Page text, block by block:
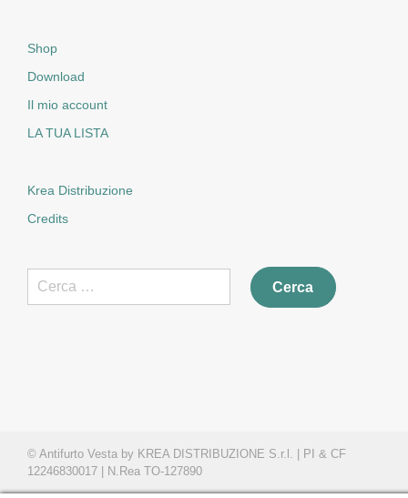
Shop
Download
Il mio account
LA TUA LISTA
Krea Distribuzione
Credits
per:
© Antifurto Vesta by KREA DISTRIBUZIONE S.r.l. | PI & CF
12246830017 | N.Rea TO-127890